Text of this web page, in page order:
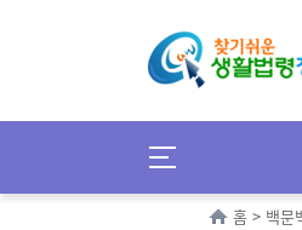
홈 > 백문